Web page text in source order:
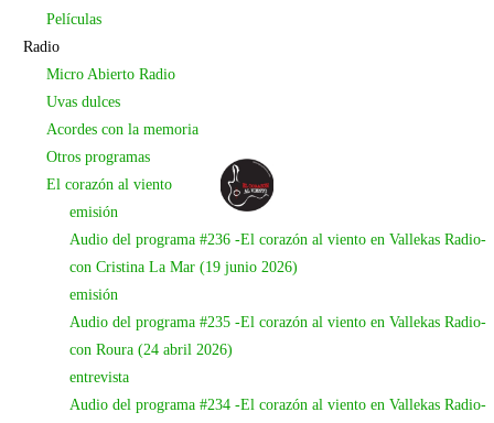
Películas
Radio
Micro Abierto Radio
Uvas dulces
Acordes con la memoria
Otros programas
El corazón al viento
emisión
Audio del programa #236 -El corazón al viento en Vallekas Radio-
con Cristina La Mar (19 junio 2026)
emisión
Audio del programa #235 -El corazón al viento en Vallekas Radio-
con Roura (24 abril 2026)
entrevista
Audio del programa #234 -El corazón al viento en Vallekas Radio-
miedo»). Luego vendrían la magnífica y metafórica -o alegórica,
que a veces confundo metáfora y alegoría-
canción nueva llamada
encontramos esta característica de las canciones de
que nos cuenta, a su manera disparatada e imaginativa, el
problema de una gotera en su casa mientras que de su guitarra
salen notas líquidas que suenan como gotas que caen de un
techo encharcado. Y de la casa que hace aguas al hogar interior
que se anega en la historia de amor de la canción
Ana , en la
que expone las virtudes del nombre Ana y a la vez los
problemas que le genera a él tener un amor con ese nombre
que también tiene su madre y su hermana («Ana de verdad que